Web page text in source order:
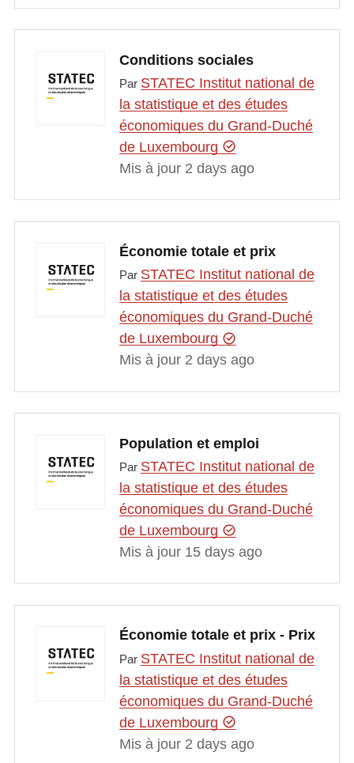
Conditions sociales
Par STATEC Institut national de
la statistique et des études
économiques du Grand-Duché
de Luxembourg
Mis à jour 2 days ago
Économie totale et prix
Par STATEC Institut national de
la statistique et des études
économiques du Grand-Duché
de Luxembourg
Mis à jour 2 days ago
Population et emploi
Par STATEC Institut national de
la statistique et des études
économiques du Grand-Duché
de Luxembourg
Mis à jour 15 days ago
Économie totale et prix - Prix
Par STATEC Institut national de
la statistique et des études
économiques du Grand-Duché
de Luxembourg
Mis à jour 2 days ago